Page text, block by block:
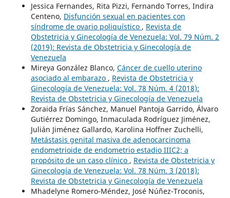
Jessica Fernandes, Rita Pizzi, Fernando Torres, Indira
Centeno, Disfunción sexual en pacientes con
síndrome de ovario poliquístico , Revista de
Obstetricia y Ginecología de Venezuela: Vol. 79 Núm. 2
(2019): Revista de Obstetricia y Ginecología de
Venezuela
Mireya González Blanco, Cáncer de cuello uterino
asociado al embarazo , Revista de Obstetricia y
Ginecología de Venezuela: Vol. 78 Núm. 4 (2018):
Revista de Obstetricia y Ginecología de Venezuela
Zoraida Frías Sánchez, Manuel Pantoja Garrido, Álvaro
Gutiérrez Domingo, Inmaculada Rodríguez Jiménez,
Julián Jiménez Gallardo, Karolina Hoffner Zuchelli,
Metástasis genital masiva de adenocarcinoma
endometrioide de endometrio estadio IIIC2; a
propósito de un caso clínico , Revista de Obstetricia y
Ginecología de Venezuela: Vol. 78 Núm. 3 (2018):
Revista de Obstetricia y Ginecología de Venezuela
Mhadelyne Romero-Méndez, José Núñez-Troconis,